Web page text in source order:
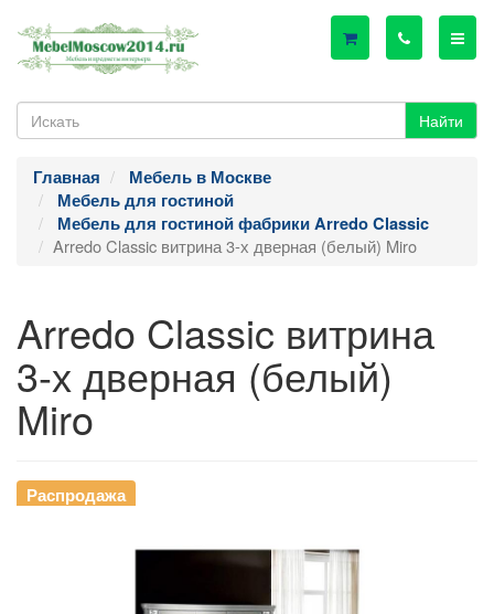
Найти
Главная
Мебель в Москве
Мебель для гостиной
Мебель для гостиной фабрики Arredo Classic
Arredo Classic витрина 3-х дверная (белый) Miro
Arredo Classic витрина
3-х дверная (белый)
Miro
Распродажа